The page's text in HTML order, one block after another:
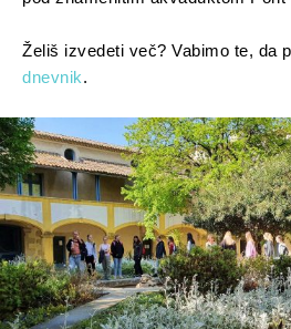
Želiš izvedeti več? Vabimo te, da
dnevnik.